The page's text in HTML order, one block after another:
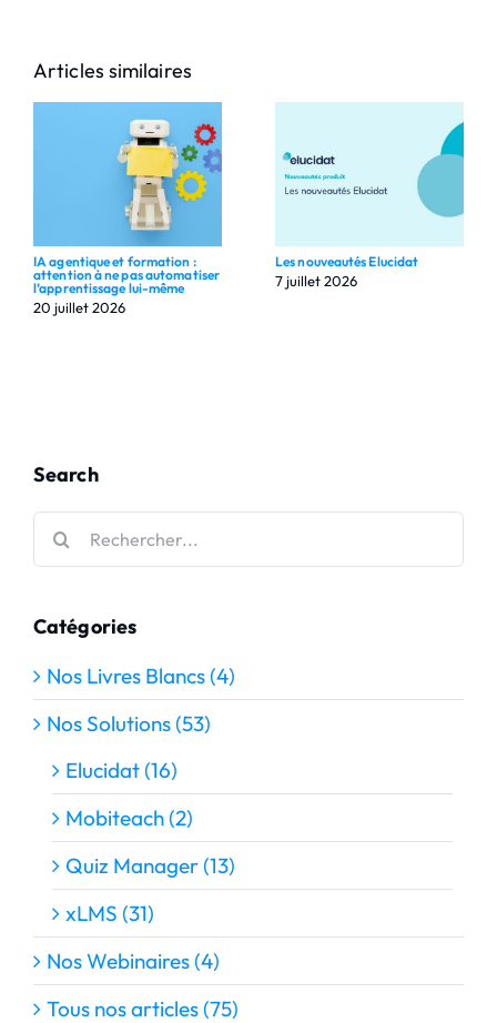
Articles similaires
IA agentique et formation :
attention à ne pas automatiser
l’apprentissage lui-même
20 juillet 2026
Les nouveautés Elucidat
7 juillet 2026
Search
Rechercher:
Catégories
Nos Livres Blancs (4)
Nos Solutions (53)
Elucidat (16)
Mobiteach (2)
Quiz Manager (13)
xLMS (31)
Nos Webinaires (4)
Tous nos articles (75)